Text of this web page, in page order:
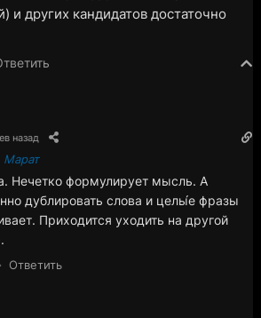
и других кандидатов достаточно
назад
Марат
Нечетко формулирует мысль. А
дублировать слова и целы́е фразы
Приходится уходить на другой
Ответить